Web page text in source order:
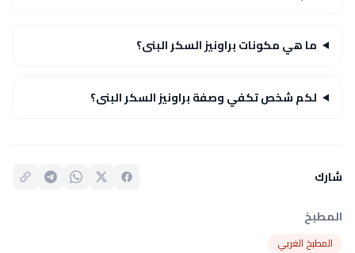
ما هي مكونات براونيز السكر البنى؟
لكم شخص تكفي وصفة براونيز السكر البنى؟
شارك
المطبخ
المطبخ الغربي